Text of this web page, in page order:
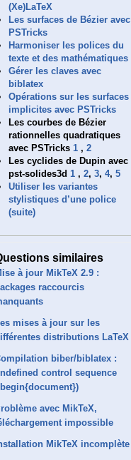
(Xe)LaTeX
Les surfaces de Bézier avec
PSTricks
Harmoniser les polices du
texte et des mathématiques
Gérer les claves avec
biblatex
Opérations sur les surfaces
implicites avec PSTricks
Les courbes de Bézier
rationnelles quadratiques
avec PSTricks 1 , 2
Les cyclides de Dupin avec
pst-solides3d 1 , 2, 3, 4, 5
Utiliser les variantes
stylistiques d’une police
(suite)
similaires
à jour MikTeX 2.9 :
raccourcis
mises à jour sur les
distributions LaTeX
biber/biblatex :
control sequence
avec MikTeX,
impossible
MikTeX incomplète